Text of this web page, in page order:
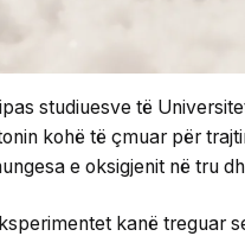
studiuesve të
kohë të çmuar për
e oksigjenit në tru
kanë treguar